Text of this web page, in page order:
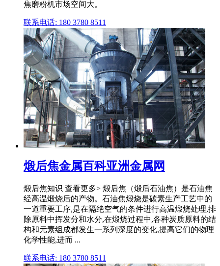
焦磨粉机市场空间大。
联系电话: 180 3780 8511
煅后焦金属百科亚洲金属网
煅后焦知识 查看更多> 煅后焦（煅后石油焦）是石油焦
经高温煅烧后的产物。石油焦煅烧是碳素生产工艺中的
一道重要工序,是在隔绝空气的条件进行高温煅烧处理,排
除原料中挥发分和水分,在煅烧过程中,各种炭质原料的结
构和元素组成都发生一系列深度的变化,提高它们的物理
化学性能,进而 ...
联系电话: 180 3780 8511